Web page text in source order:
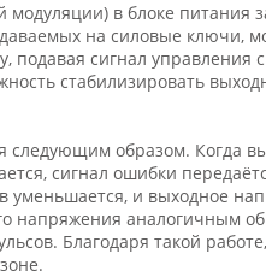
в блоке питания
на силовые ключи,
подавая сигнал управления
стабилизировать
следующим образом. Когда
сигнал ошибки
и выходное
напряжения аналогичным
Благодаря такой